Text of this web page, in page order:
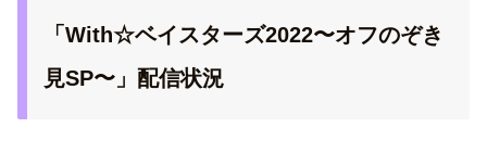
「With☆ベイスターズ2022〜オフのぞき
見SP〜」配信状況